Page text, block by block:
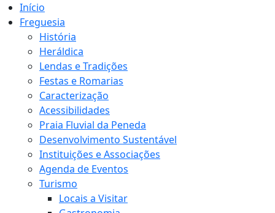
Início
Freguesia
História
Heráldica
Lendas e Tradições
Festas e Romarias
Caracterização
Acessibilidades
Praia Fluvial da Peneda
Desenvolvimento Sustentável
Instituições e Associações
Agenda de Eventos
Turismo
Locais a Visitar